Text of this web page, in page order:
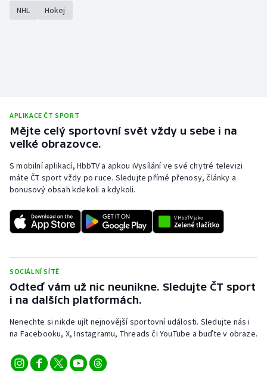
NHL Hokej
APLIKACE ČT SPORT
Mějte celý sportovní svět vždy u sebe i na
velké obrazovce.
S mobilní aplikací, HbbTV a apkou iVysílání ve své chytré televizi
máte ČT sport vždy po ruce. Sledujte přímé přenosy, články a
bonusový obsah kdekoli a kdykoli.
SOCIÁLNÍ SÍTĚ
Odteď vám už nic neunikne. Sledujte ČT sport
i na dalších platformách.
Nenechte si nikde ujít nejnovější sportovní události. Sledujte nás i
na Facebooku, X, Instagramu, Threads či YouTube a buďte v obraze.